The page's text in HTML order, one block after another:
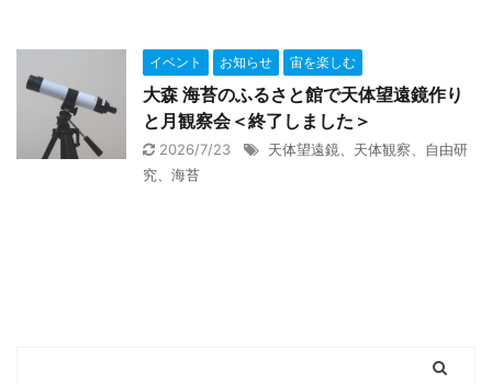
イベント お知らせ 宙を楽しむ
大森 海苔のふるさと館で天体望遠鏡作り
と月観察会＜終了しました＞
2026/7/23
天体望遠鏡、天体観察、自由研
究、海苔